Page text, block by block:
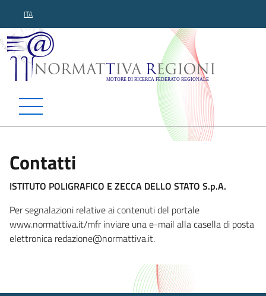
ITA
Normattiva Regioni -
Contatti
ISTITUTO POLIGRAFICO E ZECCA DELLO STATO S.p.A.
Per segnalazioni relative ai contenuti del portale
www.normattiva.it/mfr inviare una e-mail alla casella di posta
elettronica redazione@normattiva.it.